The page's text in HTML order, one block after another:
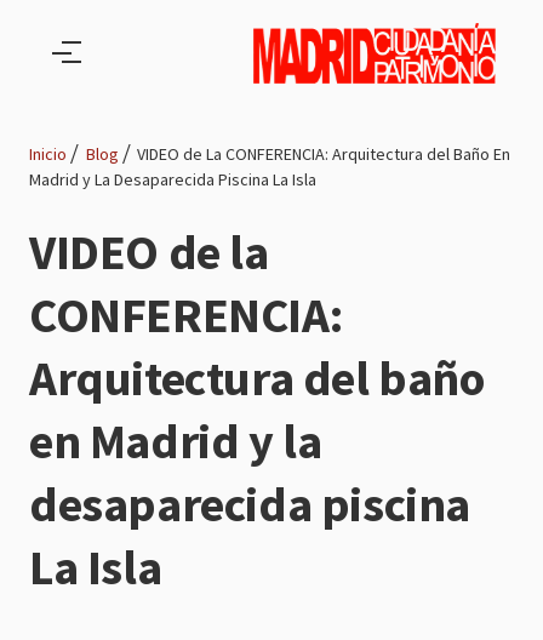
de
navegación
Inicio Blog
VIDEO de La CONFERENCIA: Arquitectura del Baño En
Madrid y La Desaparecida Piscina La Isla
VIDEO de la
CONFERENCIA:
Arquitectura del baño
en Madrid y la
desaparecida piscina
La Isla